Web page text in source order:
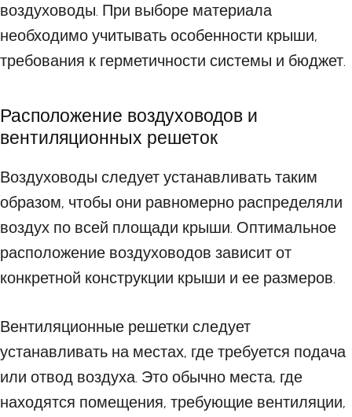
воздуховоды. При выборе материала
необходимо учитывать особенности крыши,
требования к герметичности системы и бюджет.
Расположение воздуховодов и
вентиляционных решеток
Воздуховоды следует устанавливать таким
образом, чтобы они равномерно распределяли
воздух по всей площади крыши. Оптимальное
расположение воздуховодов зависит от
конкретной конструкции крыши и ее размеров.
Вентиляционные решетки следует
устанавливать на местах, где требуется подача
или отвод воздуха. Это обычно места, где
находятся помещения, требующие вентиляции,